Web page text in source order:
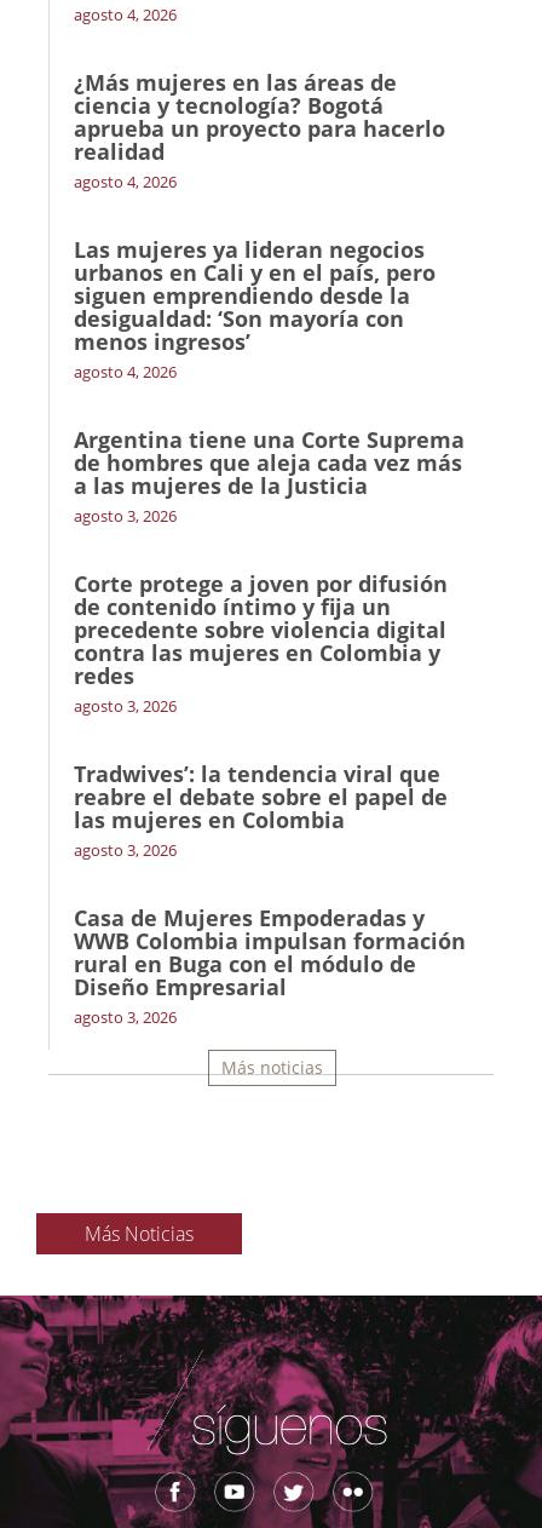
agosto 4, 2026
¿Más mujeres en las áreas de
ciencia y tecnología? Bogotá
aprueba un proyecto para hacerlo
realidad
agosto 4, 2026
Las mujeres ya lideran negocios
urbanos en Cali y en el país, pero
siguen emprendiendo desde la
desigualdad: ‘Son mayoría con
menos ingresos’
agosto 4, 2026
Argentina tiene una Corte Suprema
de hombres que aleja cada vez más
a las mujeres de la Justicia
agosto 3, 2026
Corte protege a joven por difusión
de contenido íntimo y fija un
precedente sobre violencia digital
contra las mujeres en Colombia y
redes
agosto 3, 2026
Tradwives’: la tendencia viral que
reabre el debate sobre el papel de
las mujeres en Colombia
agosto 3, 2026
Casa de Mujeres Empoderadas y
WWB Colombia impulsan formación
rural en Buga con el módulo de
Diseño Empresarial
agosto 3, 2026
Más noticias
Más Noticias